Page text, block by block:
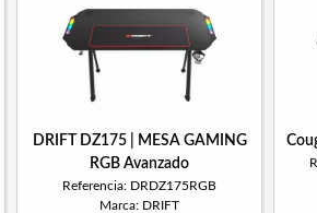
DRIFT DZ175 | MESA GAMING
RGB Avanzado
Referencia: DRDZ175RGB
Marca: DRIFT